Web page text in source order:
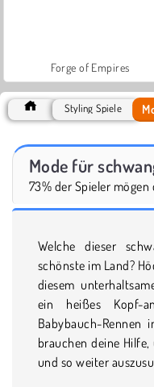
Forge of Empires
Styling Spiele
Mode für
73% der Spieler mögen
Welche dieser
schönste im Land?
diesem
ein heißes Kopf-
Babybauch-Rennen
brauchen deine
und so weiter